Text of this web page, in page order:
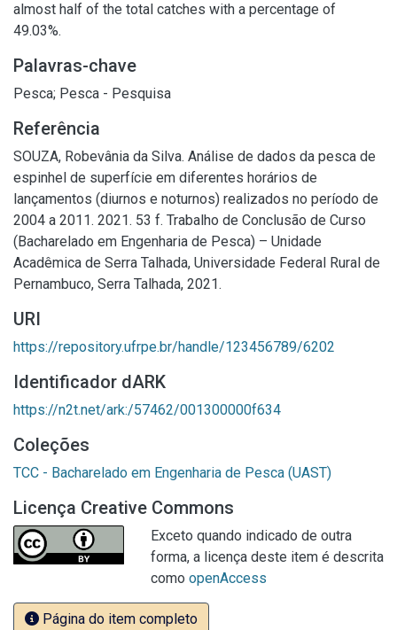
almost half of the total catches with a percentage of
49.03%.
Palavras-chave
Pesca; Pesca - Pesquisa
Referência
SOUZA, Robevânia da Silva. Análise de dados da pesca de
espinhel de superfície em diferentes horários de
lançamentos (diurnos e noturnos) realizados no período de
2004 a 2011. 2021. 53 f. Trabalho de Conclusão de Curso
(Bacharelado em Engenharia de Pesca) – Unidade
Acadêmica de Serra Talhada, Universidade Federal Rural de
Pernambuco, Serra Talhada, 2021.
URI
https://repository.ufrpe.br/handle/123456789/6202
Identificador dARK
https://n2t.net/ark:/57462/001300000f634
Coleções
TCC - Bacharelado em Engenharia de Pesca (UAST)
Licença Creative Commons
Exceto quando indicado de outra
forma, a licença deste item é descrita
como openAccess
Página do item completo